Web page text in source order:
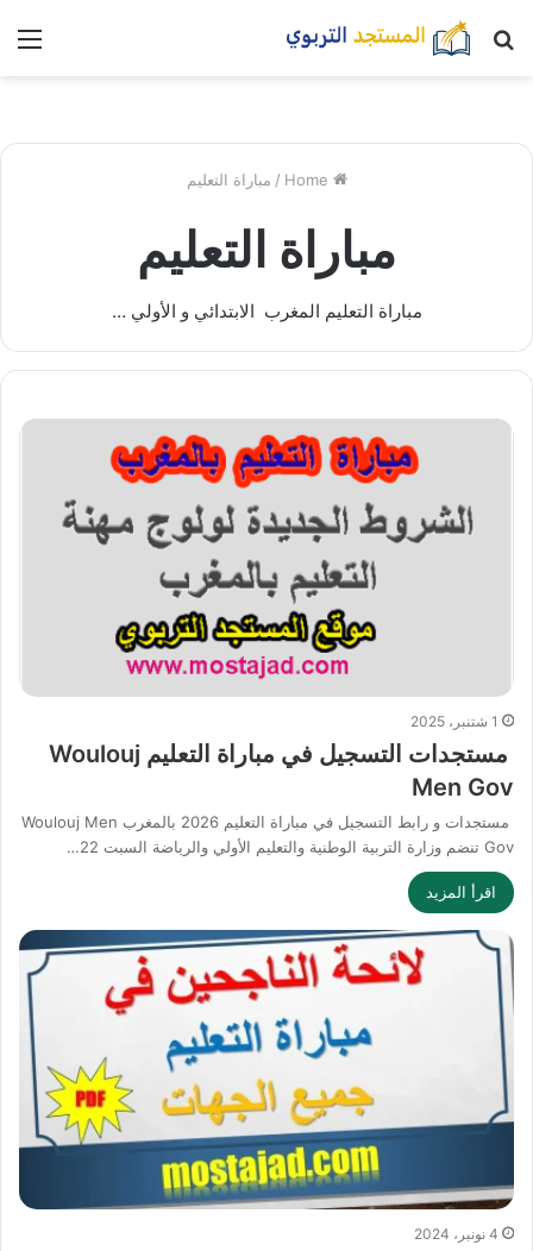
بحث
/ مباراة التعليم
مباراة التعليم
مباراة التعليم المغرب الابتدائي و الأولي …
1 شتنبر، 2025
مستجدات التسجيل في مباراة التعليم Woulouj
Men Gov
مستجدات و رابط التسجيل في مباراة التعليم 2026 بالمغرب Woulouj Men
Gov تنضم وزارة التربية الوطنية والتعليم الأولي والرياضة السبت 22…
اقرأ المزيد
4 نونبر، 2024